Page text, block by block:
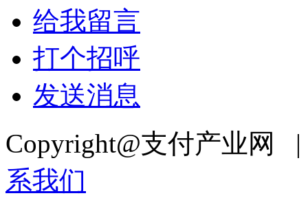
给我留言
打个招呼
发送消息
Copyright@支付产业
系我们